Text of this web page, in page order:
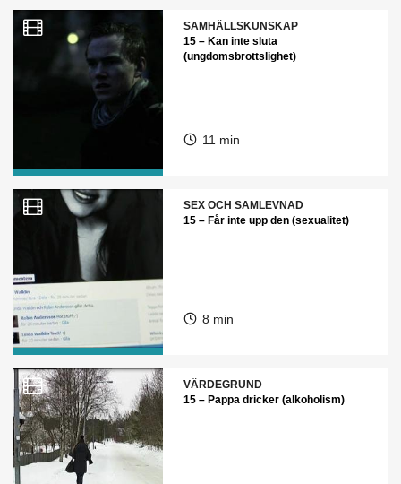
SAMHÄLLSKUNSKAP
15 – Kan inte sluta
(ungdomsbrottslighet)
11 min
SEX OCH SAMLEVNAD
15 – Får inte upp den (sexualitet)
8 min
VÄRDEGRUND
15 – Pappa dricker (alkoholism)